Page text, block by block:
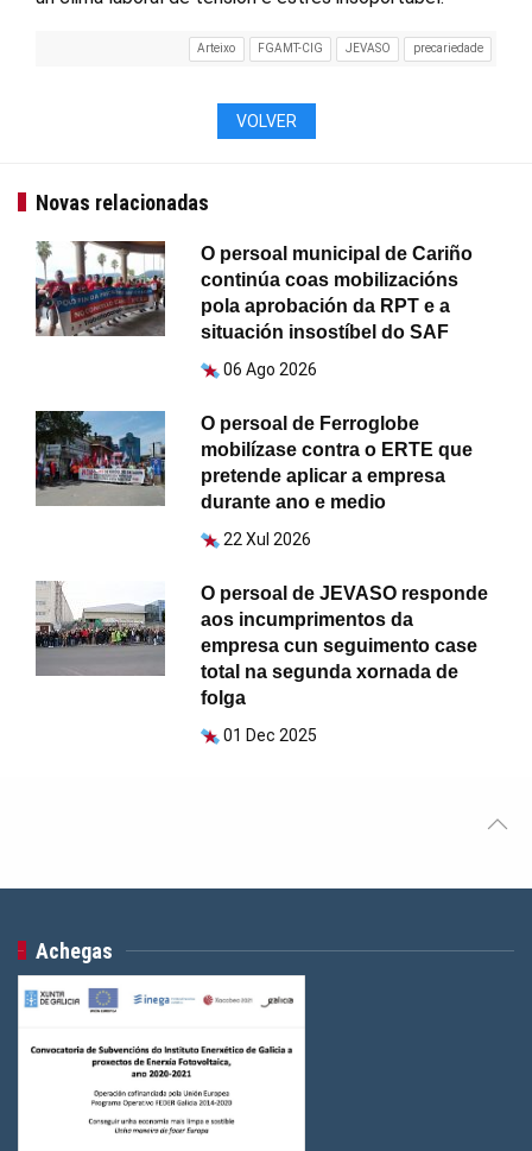
Arteixo FGAMT-CIG JEVASO precariedade
VOLVER
Novas relacionadas
O persoal municipal de Cariño
continúa coas mobilizacións
pola aprobación da RPT e a
situación insostíbel do SAF
06 Ago 2026
O persoal de Ferroglobe
mobilízase contra o ERTE que
pretende aplicar a empresa
durante ano e medio
22 Xul 2026
O persoal de JEVASO responde
aos incumprimentos da
empresa cun seguimento case
total na segunda xornada de
folga
01 Dec 2025
Achegas